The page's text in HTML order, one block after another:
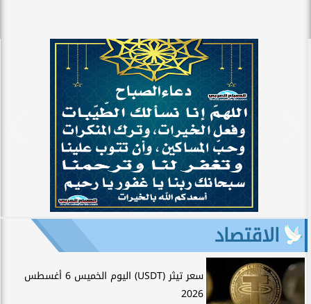
الاقتصاد
سعر تيثر (USDT) اليوم الخميس 6 أغسطس
2026